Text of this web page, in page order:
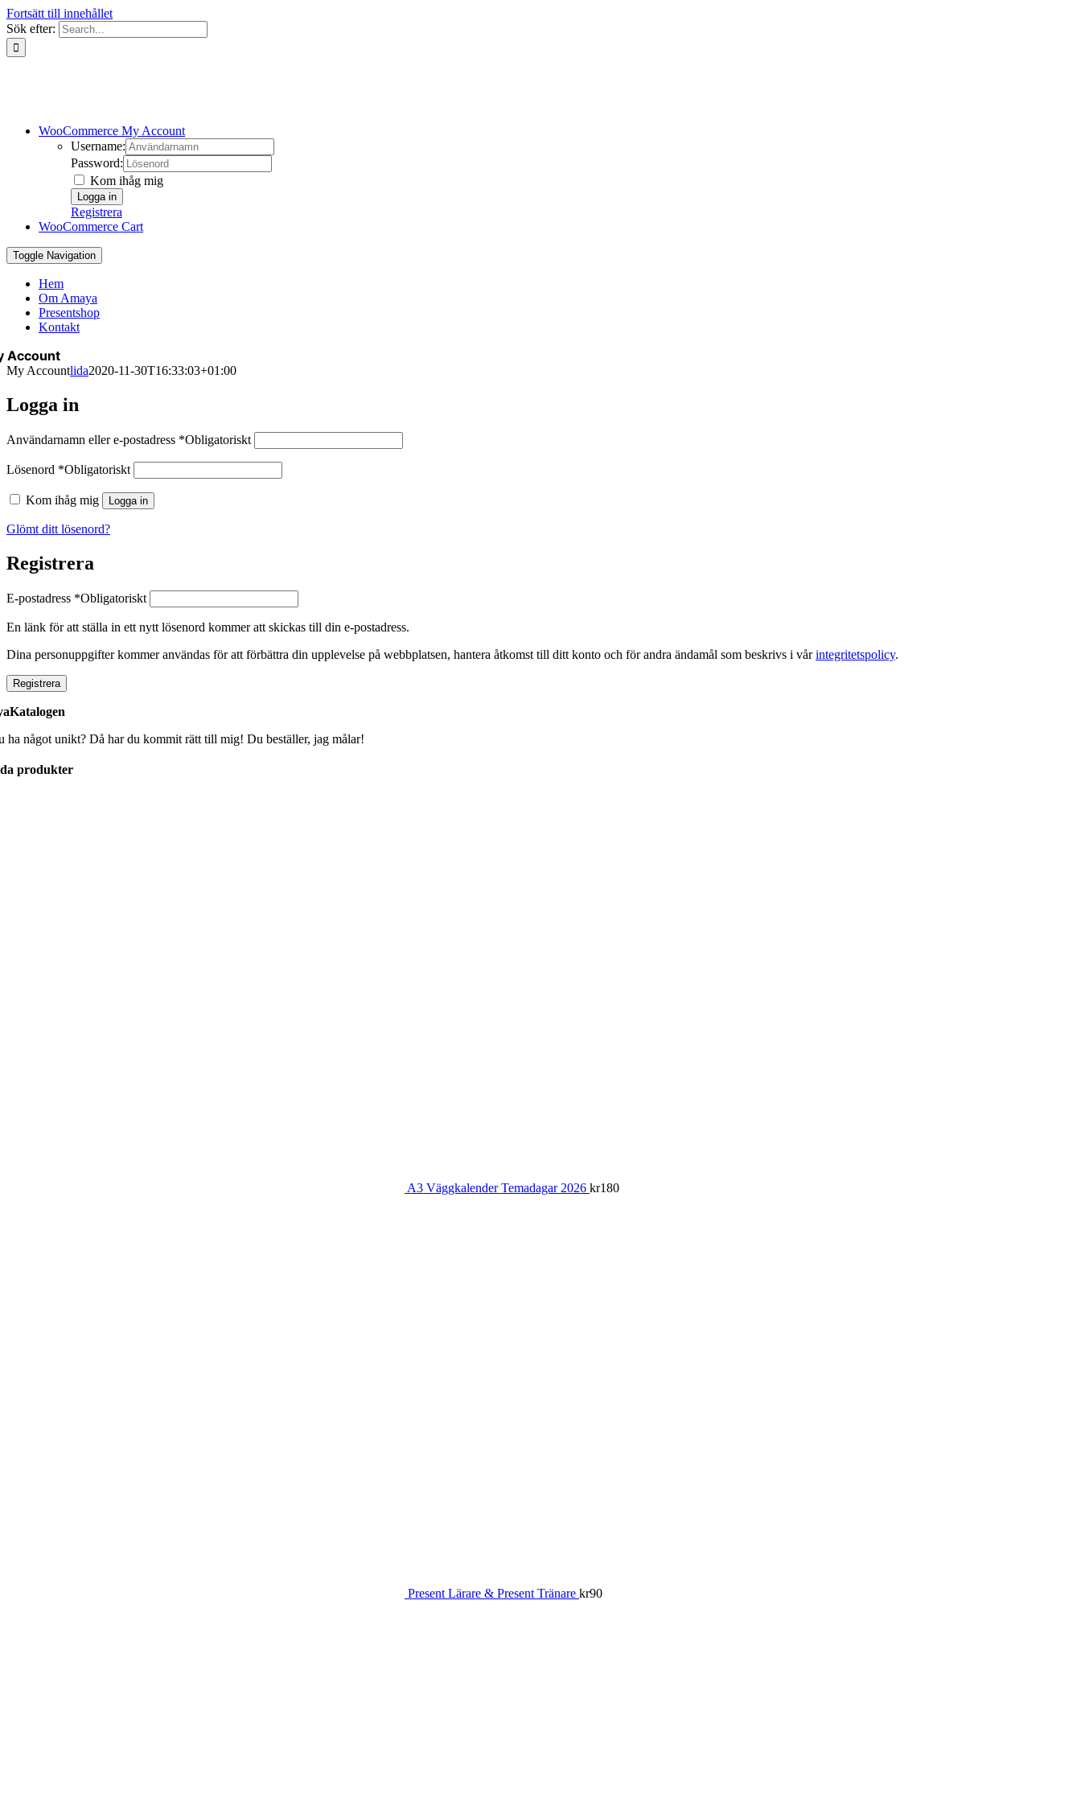
Fortsätt till innehållet
Sök efter:
WooCommerce My Account
Username:
Password:
Kom ihåg mig
Registrera
WooCommerce Cart
Toggle Navigation
Hem
Om Amaya
Presentshop
Kontakt
Account
My Accountlida2020-11-30T16:33:03+01:00
Logga in
Användarnamn eller e-postadress *Obligatoriskt
Lösenord *Obligatoriskt
Kom ihåg mig Logga in
Glömt ditt lösenord?
Registrera
E-postadress *Obligatoriskt
En länk för att ställa in ett nytt lösenord kommer att skickas till din e-postadress.
Dina personuppgifter kommer användas för att förbättra din upplevelse på webbplatsen, hantera åtkomst till ditt konto och för andra ändamål som beskrivs i vårintegritetspolicy.
Registrera
ha något unikt? Då har du kommit rätt till mig! Du beställer, jag målar!
produkter
A3 Väggkalender Temadagar 2026 kr180
Present Lärare & Present Tränare kr90